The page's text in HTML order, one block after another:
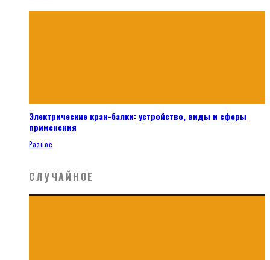
Электрические кран-балки: устройство, виды и сферы
применения
Разное
СЛУЧАЙНОЕ